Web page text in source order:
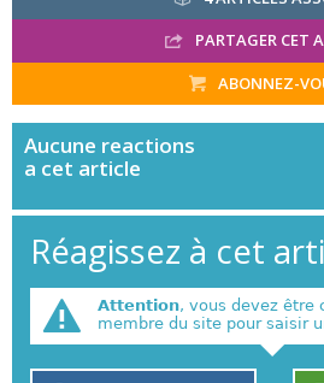
PARTAGER CET
ABONNEZ-
Aucune reactions
a cet article
Réagissez à cet
Attention, vous devez être
membre du site pour saisir